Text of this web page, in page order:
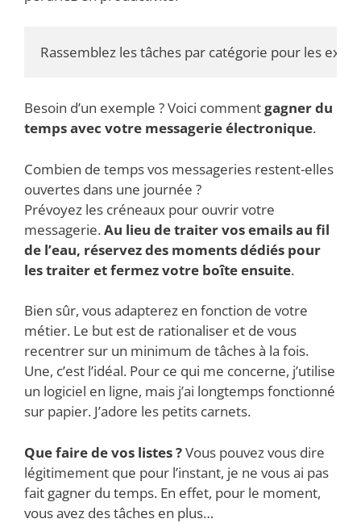
Rassemblez les tâches par catégorie pour les
Besoin d’un exemple ? Voici commentgagner du
temps avec votre messagerie électronique.
Combien de temps vos messageries restent-elles
ouvertes dans une journée ?
Prévoyez les créneaux pour ouvrir votre
messagerie.Au lieu de traiter vos emails au fil
de l’eau, réservez des moments dédiés pour
les traiter et fermez votre boîte ensuite.
Bien sûr, vous adapterez en fonction de votre
métier. Le but est de rationaliser et de vous
recentrer sur un minimum de tâches à la fois.
Une, c’est l’idéal. Pour ce qui me concerne, j’utilise
un logiciel en ligne, mais j’ai longtemps fonctionné
sur papier. J’adore les petits carnets.
Que faire de vos listes ?Vous pouvez vous dire
légitimement que pour l’instant, je ne vous ai pas
fait gagner du temps. En effet, pour le moment,
vous avez des tâches en plus…